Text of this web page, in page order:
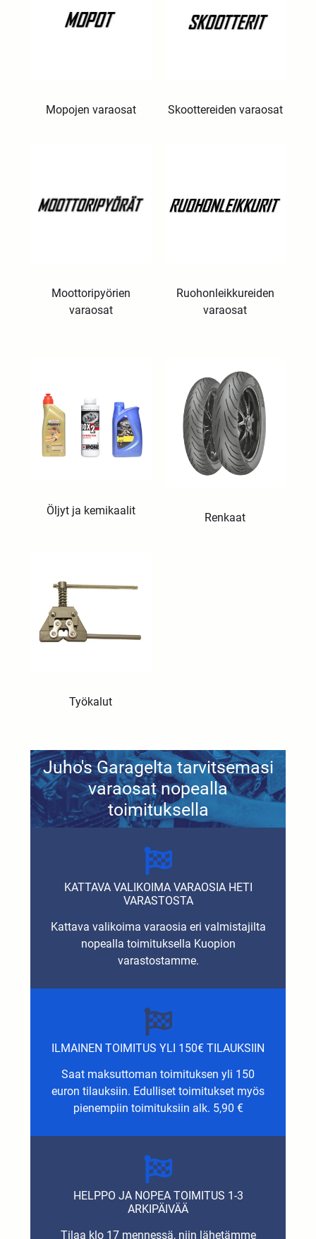
Mopojen varaosat Skoottereiden varaosat
Moottoripyörien
varaosat
Ruohonleikkureiden
varaosat
Öljyt ja kemikaalit
Renkaat
Työkalut
KATTAVA VALIKOIMA VARAOSIA HETI
VARASTOSTA
Kattava valikoima varaosia eri valmistajilta
nopealla toimituksella Kuopion
varastostamme.
ILMAINEN TOIMITUS YLI 150€ TILAUKSIIN
Saat maksuttoman toimituksen yli 150
euron tilauksiin. Edulliset toimitukset myös
pienempiin toimituksiin alk. 5,90 €
HELPPO JA NOPEA TOIMITUS 1-3
ARKIPÄIVÄÄ
Tilaa klo 17 mennessä, niin lähetämme
Juho's Garagelta tarvitsemasi
varaosat nopealla
toimituksella